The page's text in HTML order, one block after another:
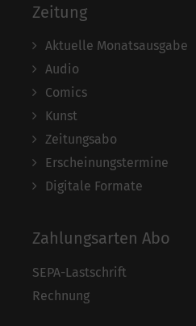
Zeitung
Aktuelle Monatsausgabe
Audio
Comics
Kunst
Zeitungsabo
Erscheinungstermine
Digitale Formate
Zahlungsarten Abo
SEPA-Lastschrift
Rechnung